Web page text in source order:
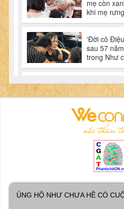
ỦNG HỘ NHƯ CHƯA HỀ CÓ